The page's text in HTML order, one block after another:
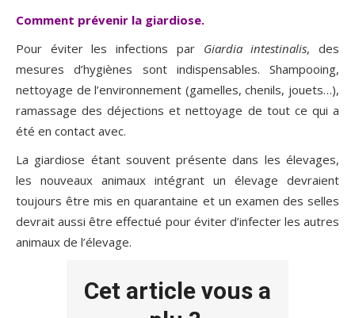
Comment prévenir la giardiose.
Pour éviter les infections par Giardia intestinalis, des
mesures d’hygiènes sont indispensables. Shampooing,
nettoyage de l’environnement (gamelles, chenils, jouets…),
ramassage des déjections et nettoyage de tout ce qui a
été en contact avec.
La giardiose étant souvent présente dans les élevages,
les nouveaux animaux intégrant un élevage devraient
toujours être mis en quarantaine et un examen des selles
devrait aussi être effectué pour éviter d’infecter les autres
animaux de l’élevage.
Cet article vous a